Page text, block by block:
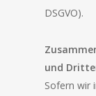
DSGVO).
und
Sofern wir